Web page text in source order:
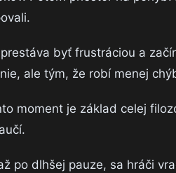
byť frustráciou a
ale tým, že robí menej
moment je základ celej
po dlhšej pauze, sa hráči